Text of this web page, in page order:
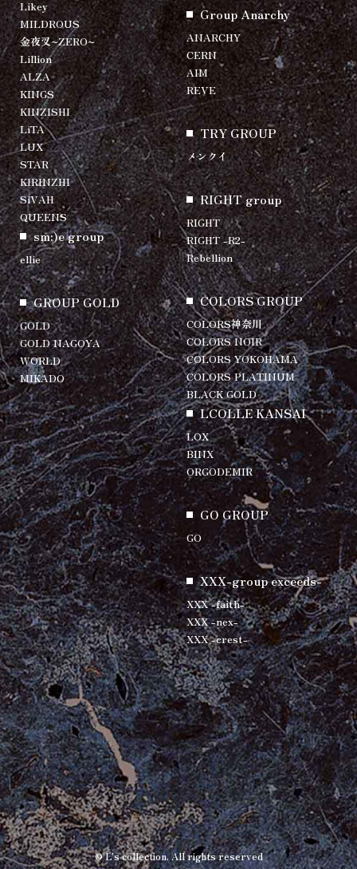
Likey
MILDROUS
金夜叉~ZERO~
Lillion
ALZA
KINGS
KINZISHI
LiTA
LUX
STAR
KIRINZHI
SiVAH
QUEENS
sm:)e group
ellie
GROUP GOLD
GOLD
GOLD NAGOYA
WORLD
MIKADO
Group Anarchy
ANARCHY
CERN
AIM
REVE
TRY GROUP
メンクイ
RIGHT group
RIGHT
RIGHT -R2-
Rebellion
COLORS GROUP
COLORS神奈川
COLORS NOIR
COLORS YOKOHAMA
COLORS PLATINUM
BLACK GOLD
LCOLLE KANSAI
LOX
BINX
ORGODEMIR
GO GROUP
GO
XXX-group exceeds-
XXX -faith-
XXX -nex-
XXX -crest-
© L's collection. All rights reserved